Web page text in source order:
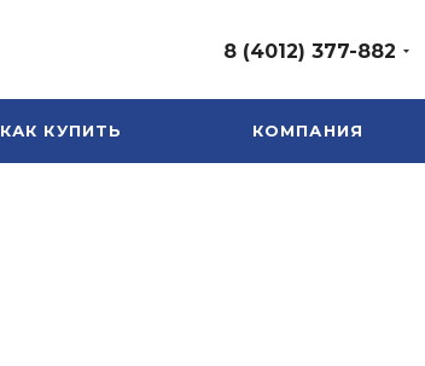
8 (4012) 377-882
КАК КУПИТЬ КОМПАНИЯ